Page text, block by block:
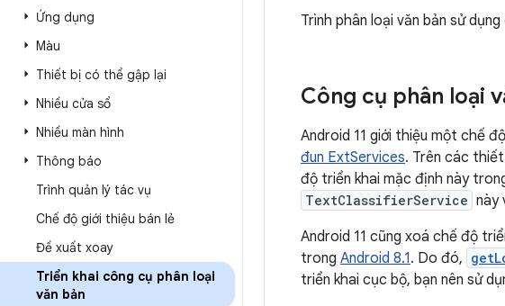
Ứng dụng
Màu
Thiết bị có thể gập lại
Nhiều cửa sổ
Nhiều màn hình
Thông báo
Trình quản lý tác vụ
Chế độ giới thiệu bán lẻ
Đề xuất xoay
Triển khai công cụ phân loại
văn bản
Trình phân loại văn bản sử
Công cụ phân loại
Android 11 giới thiệu một chế
đun ExtServices. Trên các
độ triển khai mặc định này
TextClassifierService này
Android 11 cũng xoá chế độ
trong Android 8.1. Do đó,
triển khai cục bộ, bạn nên sử